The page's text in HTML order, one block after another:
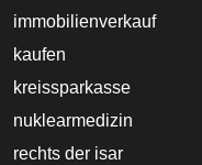
immobilienverkauf
kaufen
kreissparkasse
nuklearmedizin
rechts der isar